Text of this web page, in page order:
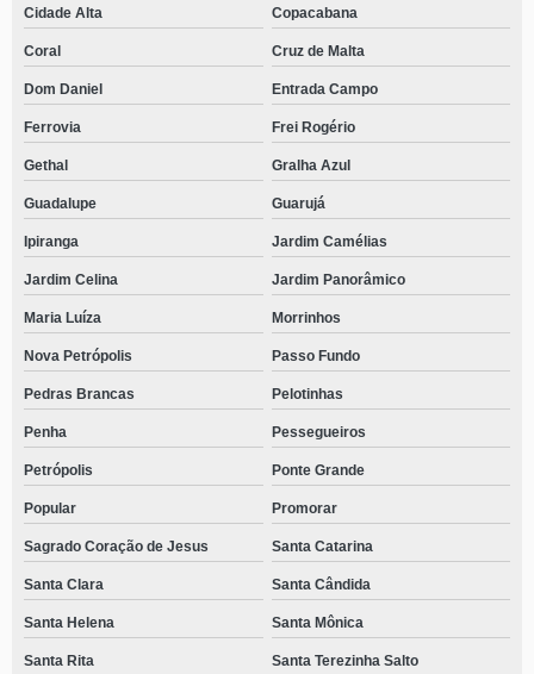
Cidade Alta Copacabana
Coral Cruz de Malta
Dom Daniel Entrada Campo
Ferrovia Frei Rogério
Gethal Gralha Azul
Guadalupe Guarujá
Ipiranga Jardim Camélias
Jardim Celina Jardim Panorâmico
Maria Luíza Morrinhos
Nova Petrópolis Passo Fundo
Pedras Brancas Pelotinhas
Penha Pessegueiros
Petrópolis Ponte Grande
Popular Promorar
Sagrado Coração de Jesus Santa Catarina
Santa Clara Santa Cândida
Santa Helena Santa Mônica
Santa Rita Santa Terezinha Salto